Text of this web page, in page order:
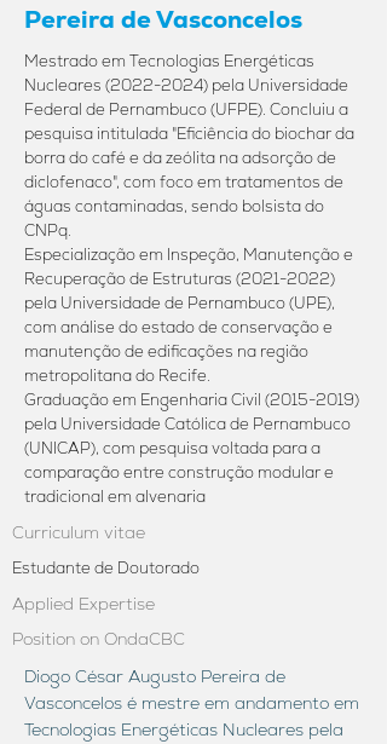
Pereira de Vasconcelos
Mestrado em Tecnologias Energéticas
Nucleares (2022-2024) pela Universidade
Federal de Pernambuco (UFPE). Concluiu a
pesquisa intitulada "Eficiência do biochar da
borra do café e da zeólita na adsorção de
diclofenaco", com foco em tratamentos de
águas contaminadas, sendo bolsista do
CNPq.
Especialização em Inspeção, Manutenção e
Recuperação de Estruturas (2021-2022)
pela Universidade de Pernambuco (UPE),
com análise do estado de conservação e
manutenção de edificações na região
metropolitana do Recife.
Graduação em Engenharia Civil (2015-2019)
pela Universidade Católica de Pernambuco
(UNICAP), com pesquisa voltada para a
comparação entre construção modular e
tradicional em alvenaria
Curriculum vitae
Estudante de Doutorado
Applied Expertise
Position on OndaCBC
Diogo César Augusto Pereira de
Vasconcelos é mestre em andamento em
Tecnologias Energéticas Nucleares pela